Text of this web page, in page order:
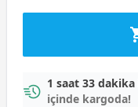
1 saat 33 dakika
içinde kargoda!